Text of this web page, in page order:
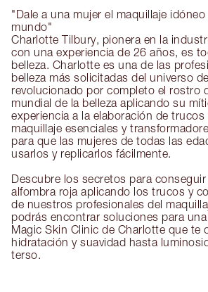
"Dale a una mujer el maquillaje
mundo"
Charlotte Tilbury, pionera en la
con una experiencia de 26 años, es
belleza. Charlotte es una de las
belleza más solicitadas del universo
revolucionado por completo el rostro
mundial de la belleza aplicando su
experiencia a la elaboración de
maquillaje esenciales y
para que las mujeres de todas las
usarlos y replicarlos fácilmente.
Descubre los secretos para
alfombra roja aplicando los trucos y
de nuestros profesionales del
podrás encontrar soluciones para
Magic Skin Clinic de Charlotte que te
hidratación y suavidad hasta
terso.